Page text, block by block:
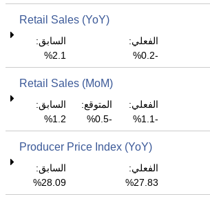
Retail Sales (YoY)
الفعلي:
-0.2%
السابق:
2.1%
Retail Sales (MoM)
الفعلي:
-1.1%
المتوقع:
-0.5%
السابق:
1.2%
Producer Price Index (YoY)
الفعلي:
27.83%
السابق:
28.09%